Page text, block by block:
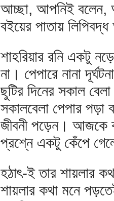
আচ্ছা, আপনিই বলেন,
বইয়ের পাতায়
শাহরিয়ার রনি একটু
না। পেপারে নানা
ছুটির দিনের সকাল
সকালবেলা পেপার
জীবনী পড়েন। আজকে
প্রশ্নে একটু কেঁপে
হঠাৎ-ই তার শায়লার
শায়লার কথা মনে